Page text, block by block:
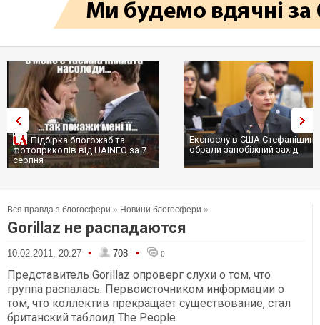
Підбірка блогожаб та
фотоприколів від UAINFO за 7
серпня
Експослу в США
обрали запобіжний захід
Вся правда з блогосфери » Новини блогосфери »
Gorillaz не распадаются
10.02.2011, 20:27 • 708 • 0
Представитель Gorillaz опроверг слухи о том, что
группа распалась. Первоисточником информации о
том, что коллектив прекращает существование, стал
британский таблоид The People.